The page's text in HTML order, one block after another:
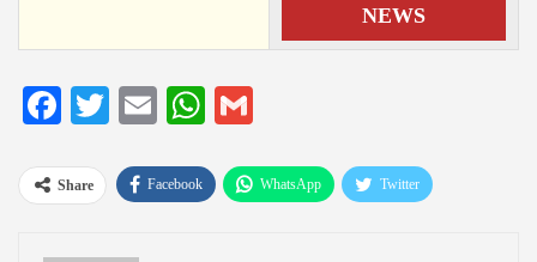
NEWS
Facebook
TwitterEmailWhatsApp
Share Facebook WhatsApp Twitter